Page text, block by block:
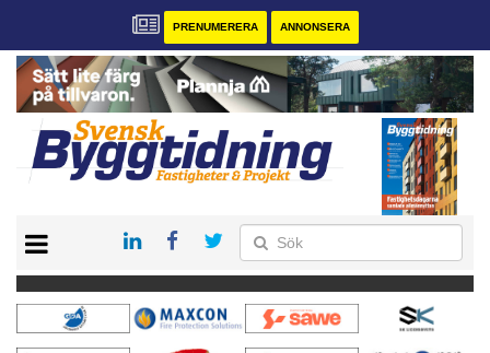
PRENUMERERA ANNONSERA
PRENUMERERA
VÅRA ANDRA MAGASIN